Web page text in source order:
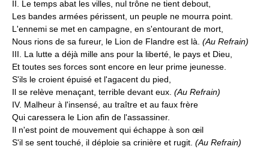
II. Le temps abat les villes, nul trône ne tient debout,
Les bandes armées périssent, un peuple ne mourra point.
L'ennemi se met en campagne, en s'entourant de mort,
Nous rions de sa fureur, le Lion de Flandre est là. (Au Refrain)
III. La lutte a déjà mille ans pour la liberté, le pays et Dieu,
Et toutes ses forces sont encore en leur prime jeunesse.
S'ils le croient épuisé et l'agacent du pied,
Il se relève menaçant, terrible devant eux. (Au Refrain)
IV. Malheur à l'insensé, au traître et au faux frère
Qui caressera le Lion afin de l'assassiner.
Il n'est point de mouvement qui échappe à son œil
S'il se sent touché, il déploie sa crinière et rugit. (Au Refrain)